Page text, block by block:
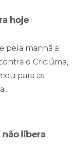
hoje
pela manhã a
o Criciúma,
para as
libera